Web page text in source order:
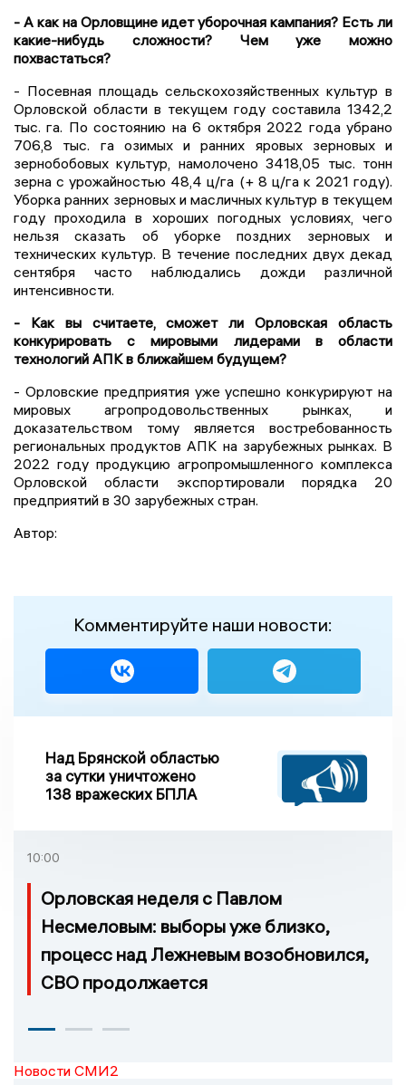
- А как на Орловщине идет уборочная кампания? Есть ли
какие-нибудь сложности? Чем уже можно
похвастаться?
- Посевная площадь сельскохозяйственных культур в
Орловской области в текущем году составила 1342,2
тыс. га. По состоянию на 6 октября 2022 года убрано
706,8 тыс. га озимых и ранних яровых зерновых и
зернобобовых культур, намолочено 3418,05 тыс. тонн
зерна с урожайностью 48,4 ц/га (+ 8 ц/га к 2021 году).
Уборка ранних зерновых и масличных культур в текущем
году проходила в хороших погодных условиях, чего
нельзя сказать об уборке поздних зерновых и
технических культур. В течение последних двух декад
сентября часто наблюдались дожди различной
интенсивности.
- Как вы считаете, сможет ли Орловская область
конкурировать с мировыми лидерами в области
технологий АПК в ближайшем будущем?
- Орловские предприятия уже успешно конкурируют на
мировых агропродовольственных рынках, и
доказательством тому является востребованность
региональных продуктов АПК на зарубежных рынках. В
2022 году продукцию агропромышленного комплекса
Орловской области экспортировали порядка 20
предприятий в 30 зарубежных стран.
Автор:
Комментируйте наши новости:
Над Брянской областью
за сутки уничтожено
138 вражеских БПЛА
10:00
Орловская неделя с Павлом
Несмеловым: выборы уже близко,
процесс над Лежневым возобновился,
СВО продолжается
Новости СМИ2